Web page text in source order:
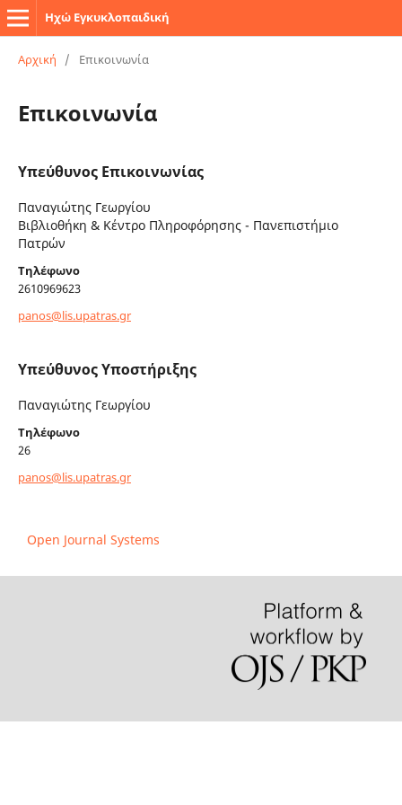
Ηχώ Εγκυκλοπαιδική
Αρχική / Επικοινωνία
Επικοινωνία
Υπεύθυνος Επικοινωνίας
Παναγιώτης Γεωργίου
Βιβλιοθήκη & Κέντρο Πληροφόρησης - Πανεπιστήμιο
Πατρών
Τηλέφωνο
2610969623
panos@lis.upatras.gr
Υπεύθυνος Υποστήριξης
Παναγιώτης Γεωργίου
Τηλέφωνο
26
panos@lis.upatras.gr
Open Journal Systems